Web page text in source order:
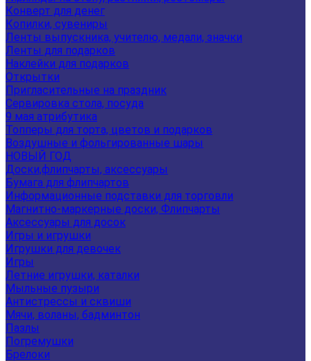
Конверт для денег
Копилки, сувениры
Ленты выпускника, учителю, медали, значки
Ленты для подарков
Наклейки для подарков
Открытки
Пригласительные на праздник
Сервировка стола, посуда
9 мая атрибутика
Топперы для торта, цветов и подарков
Воздушные и фольгированные шары
НОВЫЙ ГОД
Доски,флипчарты, аксессуары
Бумага для флипчартов
Информационные подставки для торговли
Магнитно-маркерные доски, Флипчарты
Аксессуары для досок
Игры и игрушки
Игрушки для девочек
Игры
Летние игрушки, каталки
Мыльные пузыри
Антистрессы и сквиши
Мячи, воланы, бадминтон
Пазлы
Погремушки
Брелоки